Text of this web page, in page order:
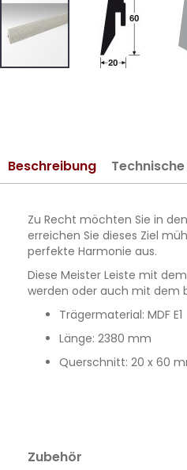
Beschreibung
Zu Recht möchten Sie in
erreichen Sie dieses Ziel
perfekte Harmonie aus.
Diese Meister Leiste mit
werden oder auch mit dem
Trägermaterial: MDF E1
Länge: 2380 mm
Querschnitt: 20 x 60
Zubehör